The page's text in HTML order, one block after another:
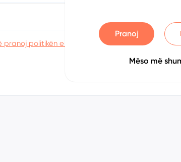
pranoj politikën e privatësisë
Pranoj
Mëso më